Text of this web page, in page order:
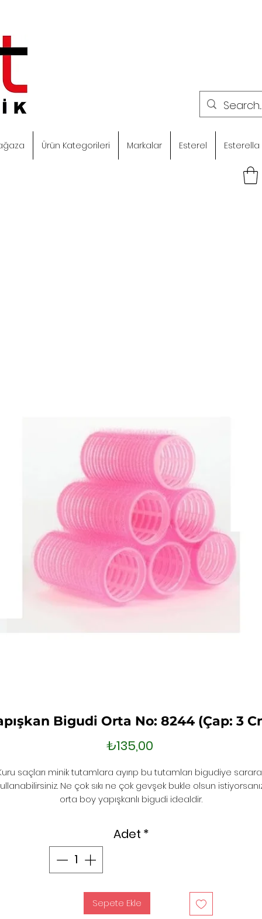
Ürün Kategorileri Markalar Esterel Esterella
Bigudi Orta No: 8244 (Çap: 3
₺135,00Fiyat
saçları minik tutamlara ayırıp bu tutamları bigudiye
Ne çok sıkı ne çok gevşek bukle olsun
orta boy yapışkanlı bigudi idealdir.
Adet *
Sepete Ekle